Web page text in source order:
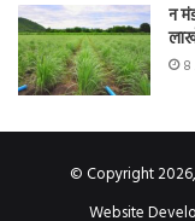
न
8
© Copyright
Website